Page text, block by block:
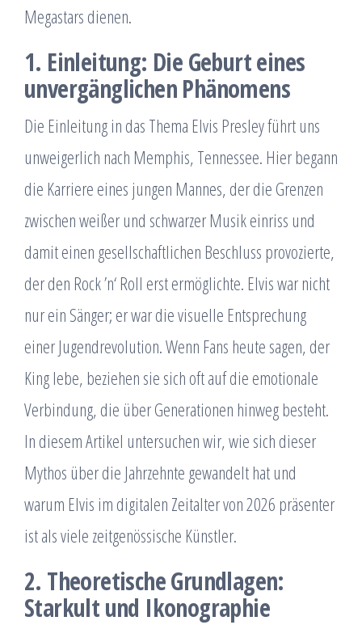
Megastars dienen.
1. Einleitung: Die Geburt eines
unvergänglichen Phänomens
Die Einleitung in das Thema Elvis Presley führt uns
unweigerlich nach Memphis, Tennessee. Hier begann
die Karriere eines jungen Mannes, der die Grenzen
zwischen weißer und schwarzer Musik einriss und
damit einen gesellschaftlichen Beschluss provozierte,
der den Rock ’n‘ Roll erst ermöglichte. Elvis war nicht
nur ein Sänger; er war die visuelle Entsprechung
einer Jugendrevolution. Wenn Fans heute sagen, der
King lebe, beziehen sie sich oft auf die emotionale
Verbindung, die über Generationen hinweg besteht.
In diesem Artikel untersuchen wir, wie sich dieser
Mythos über die Jahrzehnte gewandelt hat und
warum Elvis im digitalen Zeitalter von 2026 präsenter
ist als viele zeitgenössische Künstler.
2. Theoretische Grundlagen:
Starkult und Ikonographie